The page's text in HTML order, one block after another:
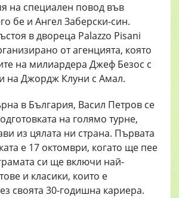
на специален повод във
бе и Ангел Заберски-син.
в двореца Palazzo Pisani
от агенцията, която
на милиардера Джеф Безос с
на Джордж Клуни с Амал.
в България, Васил Петров се
на голямо турне,
из цялата ни страна. Първата
е 17 октомври, когато ще пее
си ще включи най-
и класики, които е
своята 30-годишна кариера.